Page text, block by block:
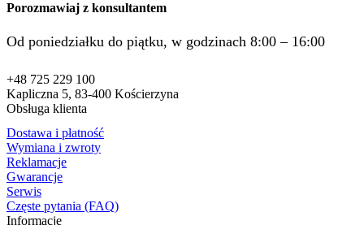
Porozmawiaj z konsultantem
Od poniedziałku do piątku, w godzinach 8:00 – 16:00
+48 725 229 100
Kapliczna 5, 83-400 Kościerzyna
Obsługa klienta
Dostawa i płatność
Wymiana i zwroty
Reklamacje
Gwarancje
Serwis
Częste pytania (FAQ)
Informacje